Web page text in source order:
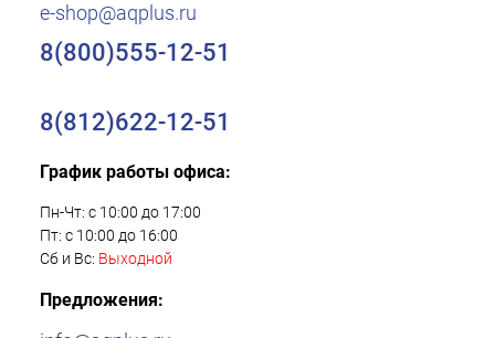
e-shop@aqplus.ru
8(800)555-12-51
8(812)622-12-51
График работы офиса:
Пн-Чт: с 10:00 до 17:00
Пт: с 10:00 до 16:00
Сб и Вс: Выходной
Предложения: